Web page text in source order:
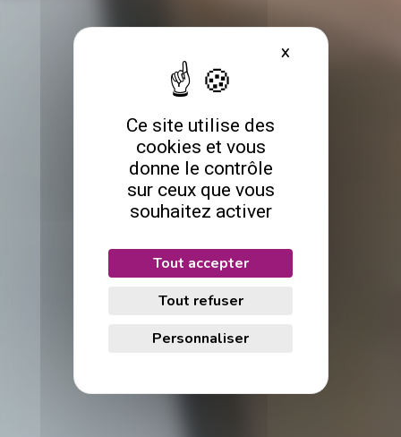
Ce site utilise des
cookies et vous
donne le contrôle
sur ceux que vous
souhaitez activer
Tout accepter
Tout refuser
Personnaliser
X